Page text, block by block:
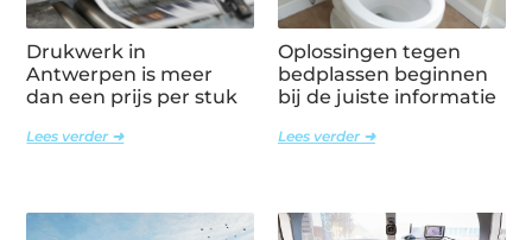
Drukwerk in
Antwerpen is meer
dan een prijs per stuk
Lees verder ➜
Oplossingen tegen
bedplassen beginnen
bij de juiste informatie
Lees verder ➜